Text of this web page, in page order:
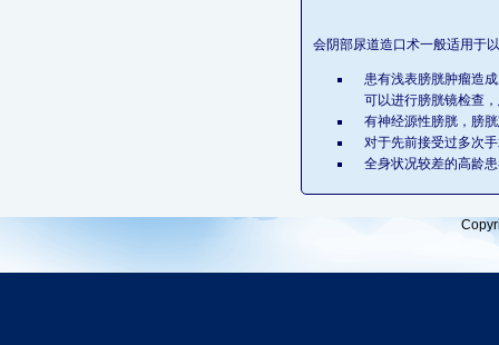
会阴部尿道造口术一般适用于
患有浅表膀胱肿瘤造
可以进行膀胱镜检查
有神经源性膀胱，膀
对于先前接受过多次
全身状况较差的高龄